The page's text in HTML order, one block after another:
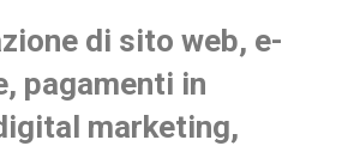
di sito web, e-
pagamenti in
marketing,